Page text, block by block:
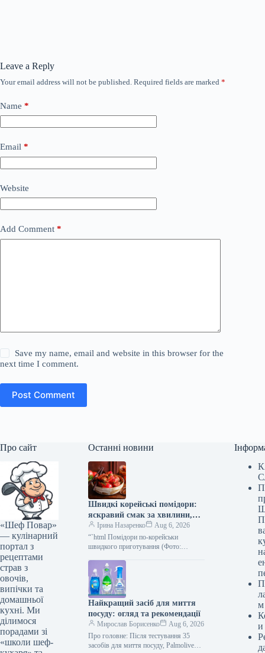
Leave a Reply
Your email address will not be published. Required fields are marked *
Name *
Email *
Website
Add Comment *
Save my name, email and website in this browser for the
next time I comment.
Post Comment
Про сайт
«Шеф Повар»
— кулінарний
портал з
рецептами
страв з
овочів,
випічки та
домашньої
кухні. Ми
ділимося
порадами зі
«школи шеф-
Останні новини
Швидкі корейські помідори:
яскравий смак за хвилини,
покроковий рецепт з фото
Ірина Назаренко
Aug 6, 2026
“`html Помідори по-корейськи
швидкого приготування (Фото:
— це неймовірно смачна та пікантна
закуска, яка стане справжньою
окрасою…
Найкращий засіб для миття
посуду: огляд та рекомендації
Мирослав Борисенко
Aug 6, 2026
Про головне: Після тестування 35
засобів для миття посуду, Palmolive
м
и